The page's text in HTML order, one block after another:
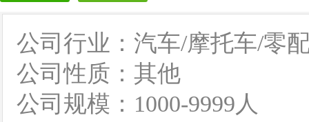
公司行业：汽车/摩托车/零
公司性质：其他
公司规模：1000-9999人